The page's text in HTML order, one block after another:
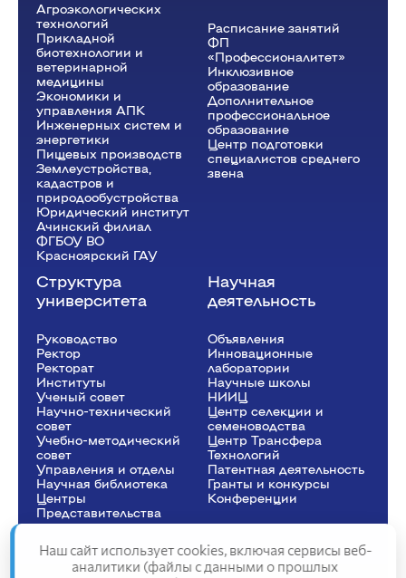
Агроэкологических
технологий
Прикладной
биотехнологии и
ветеринарной
медицины
Экономики и
управления АПК
Инженерных систем и
энергетики
Пищевых производств
Землеустройства,
кадастров и
природообустройства
Юридический институт
Ачинский филиал
ФГБОУ ВО
Красноярский ГАУ
Расписание занятий
ФП
«Профессионалитет»
Инклюзивное
образование
Дополнительное
профессиональное
образование
Центр подготовки
специалистов среднего
звена
Структура
университета
Руководство
Ректор
Рeкторат
Институты
Ученый совет
Научно-технический
совет
Учебно-методический
совет
Управления и отделы
Научная библиотека
Центры
Представительства
Научная
деятельность
Объявления
Инновационные
лаборатории
Научные школы
НИИЦ
Центр селекции и
семеноводства
Центр Трансфера
Технологий
Патентная деятельность
Гранты и конкурсы
Конференции
Наш сайт использует cookies, включая сервисы веб-
аналитики (файлы с данными о прошлых